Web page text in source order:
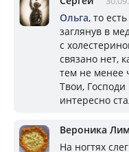
Ольга, то
заглянув в
с
связано нет,
тем не менее
Твои,
интересно
Вероника
На ногтях